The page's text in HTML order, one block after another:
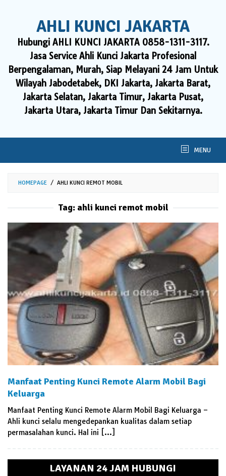
AHLI KUNCI JAKARTA
Hubungi AHLI KUNCI JAKARTA 0858-1311-3117.
Jasa Service Ahli Kunci Jakarta Profesional
Berpengalaman, Murah, Siap Melayani 24 Jam Untuk
Wilayah Jabodetabek, DKI Jakarta, Jakarta Barat,
Jakarta Selatan, Jakarta Timur, Jakarta Pusat,
Jakarta Utara, Jakarta Timur Dan Sekitarnya.
MENU
HOMEPAGE / AHLI KUNCI REMOT MOBIL
Tag: ahli kunci remot mobil
Manfaat Penting Kunci Remote Alarm Mobil Bagi
Keluarga
Manfaat Penting Kunci Remote Alarm Mobil Bagi Keluarga –
Ahli kunci selalu mengedepankan kualitas dalam setiap
permasalahan kunci. Hal ini […]
LAYANAN 24 JAM HUBUNGI